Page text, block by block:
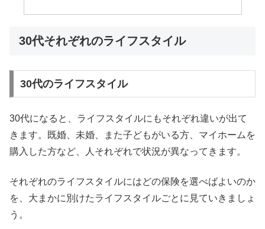
30代それぞれのライフスタイル
30代のライフスタイル
30代になると、ライフスタイルにもそれぞれ違いが出て
きます。既婚、未婚、また子どもがいる方、マイホームを
購入した方など、人それぞれで状況が異なってきます。
それぞれのライフスタイルにはどの保険を選べばよいのか
を、大まかに別けたライフスタイルごとに見ていきましょ
う。